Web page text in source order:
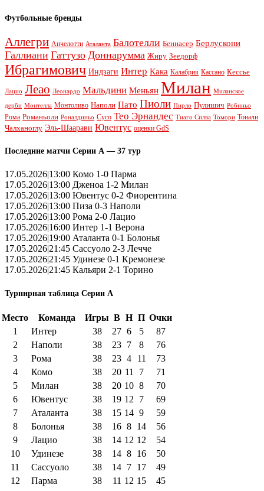
Футбольные бренды
Аллегри Анчелотти Аталанта Балотелли Беннасер Берлускони
Галлиани Гаттузо Доннарумма Жиру Зеедорф
Ибрагимович Индзаги Интер Кака Калабрия Кассано Кессье
Лацио Леао Леонардо Мальдини Меньян Милан Миланское
дерби Монтелла Монтоливо Наполи Пато Пиоли Пирло Пулишич Робиньо
Рома Романьоли Роналдиньо Сусо Тео Эрнандес Тиаго Силва Томори Тонали
Чалханоглу Эль-Шаарави Ювентус оценки GdS
Последние матчи Серии А — 37 тур
17.05.2026|13:00 Комо 1-0 Парма
17.05.2026|13:00 Дженоа 1-2 Милан
17.05.2026|13:00 Ювентус 0-2 Фиорентина
17.05.2026|13:00 Пиза 0-3 Наполи
17.05.2026|13:00 Рома 2-0 Лацио
17.05.2026|16:00 Интер 1-1 Верона
17.05.2026|19:00 Аталанта 0-1 Болонья
17.05.2026|21:45 Сассуоло 2-3 Лечче
17.05.2026|21:45 Удинезе 0-1 Кремонезе
17.05.2026|21:45 Кальяри 2-1 Торино
Турнирная таблица Серии А
Место Команда Игры В Н П Очки
1
Интер 38 27 6 5
87
2
Наполи 38 23 7 8
76
3
Рома 38 23 4 11
73
4
Комо 38 20 11 7
71
5
Милан 38 20 10 8
70
6
Ювентус 38 19 12 7
69
7
Аталанта 38 15 14 9
59
8
Болонья 38 16 8 14
56
9
Лацио 38 14 12 12
54
10
Удинезе 38 14 8 16
50
11
Сассуоло 38 14 7 17
49
12
Парма 38 11 12 15
45